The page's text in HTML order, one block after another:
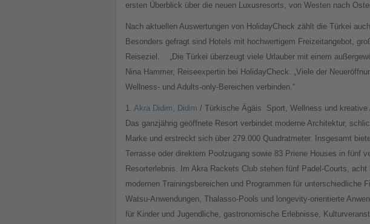
ersten Überblick über die neuen Luxusresorts, von Westen nach
Nach aktuellen Auswertungen von HolidayCheck zählt die Türkei
Besonders gefragt sind Hotels mit hochwertigem Freizeitangebot,
Reiseziel.
„Die Türkei überzeugt viele Urlauber mit einem
Nina Hammer, Reiseexpertin bei HolidayCheck. „Viele der
Wellness- und Adults-only-Bereichen verbinden.“
1. Akra Didim, Didim / Türkische Ägäis Sport, Wellness und
Das ganzjährig geöffnete Resort verbindet moderne Architektur,
Marke und erstreckt sich über 279.000 Quadratmeter. Insgesamt
Terrasse oder direktem Poolzugang sowie 83 Priene Houses in fünf
Resorterlebnis. Im Akra Rackets Club stehen fünf Padel-Courts,
modernen Trainingsbereichen und Programmen für unterschiedliche
Watsu-Anwendungen, Thalasso-Pools und longevity-orientierte
für Kinder und Jugendliche, gastronomische Erlebnisse,